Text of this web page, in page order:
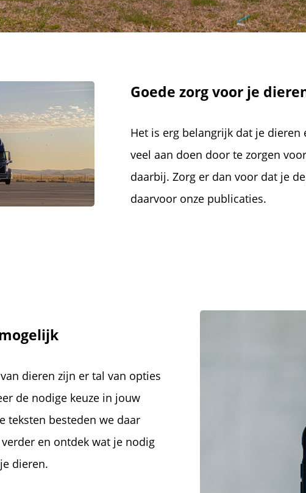
Goede zorg voor je
Het is erg belangrijk dat je dieren
veel aan doen door te zorgen
daarbij. Zorg er dan voor dat je
daarvoor onze publicaties.
dieren zijn er tal van opties
de nodige keuze in jouw
teksten besteden we daar
en ontdek wat je nodig
dieren.